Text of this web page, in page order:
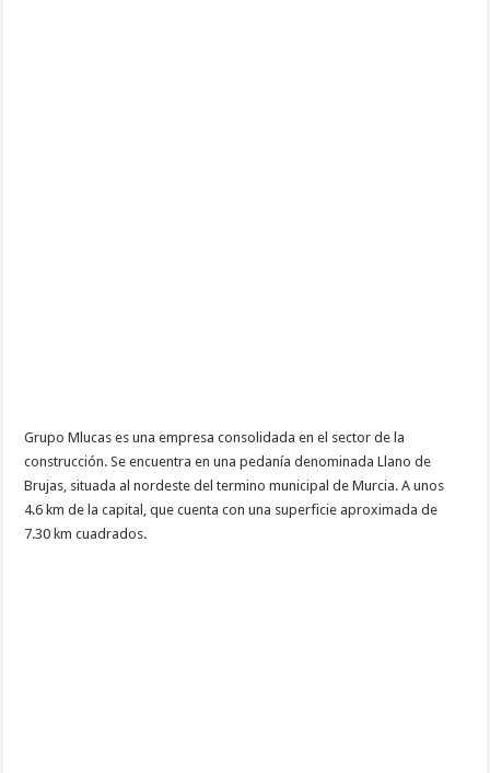
Grupo Mlucas es una empresa consolidada en el sector de la
construcción. Se encuentra en una pedanía denominada Llano de
Brujas, situada al nordeste del termino municipal de Murcia. A unos
4.6 km de la capital, que cuenta con una superficie aproximada de
7.30 km cuadrados.